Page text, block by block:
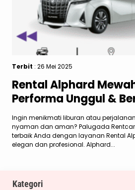
Terbit : 26 Mei 2025
Rental Alphard Mewah
Performa Unggul &
Ingin menikmati liburan atau
nyaman dan aman? Palugada
terbaik Anda dengan layanan Rental
elegan dan profesional. Alphard...
Kategori